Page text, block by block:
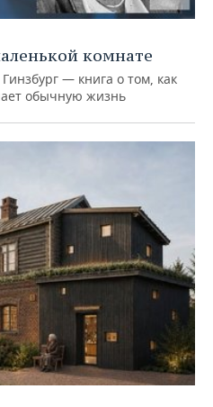
комнате
— книга о том, как
обычную жизнь